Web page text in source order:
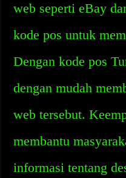
web seperti eBay
kode pos untuk
Dengan kode pos
dengan mudah
web tersebut.
membantu
informasi tentang